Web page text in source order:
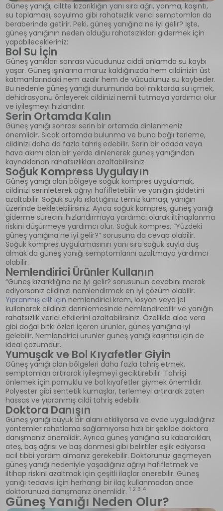
Güneş yanığı, ciltte kızarıklığın yanı sıra ağrı, yanma, kaşıntı,
su toplaması, soyulma gibi rahatsızlık verici semptomları da
beraberinde getirir. Peki, güneş yanığına ne iyi gelir? İşte,
güneş yanığının neden olduğu rahatsızlıkları gidermek için
yapabilecekleriniz:
Bol Su İçin
Güneş yanıkları sonrası vücudunuz ciddi anlamda su kaybı
yaşar. Güneş ışınlarına maruz kaldığınızda hem cildinizin üst
katmanlarındaki nem azalır hem de vücudunuz su kaybeder.
Bu nedenle güneş yanığı durumunda bol miktarda su içmek,
dehidrasyonu önleyerek cildinizi nemli tutmaya yardımcı olur
ve iyileşmeyi hızlandırır.
Serin Ortamda Kalın
Güneş yanığı sonrası serin bir ortamda dinlenmeniz
önemlidir. Sıcak ortamda bulunma ve buna bağlı terleme,
cildinizi daha da fazla tahriş edebilir. Serin bir odada veya
hava akımı olan bir yerde dinlenerek güneş yanığından
kaynaklanan rahatsızlıkları azaltabilirsiniz.
Soğuk Kompress Uygulayın
Güneş yanığı olan bölgeye soğuk kompres uygulamak,
cildinizi serinleterek ağrıyı hafifletebilir ve yanığın şiddetini
azaltabilir. Soğuk suyla ıslattığınız temiz kumaşı, yanığın
üzerinde bekletebilirsiniz. Ayıca soğuk kompres, güneş yanığı
giderme sürecini hızlandırmaya yardımcı olarak iltihaplanma
riskini düşürmeye yardımcı olur. Soğuk kompres, “Yüzdeki
güneş yanığına ne iyi gelir?” sorusuna da cevap olabilir.
Soğuk kompres uygulamasının yanı sıra soğuk suyla duş
almak da güneş yanığı semptomlarını azaltmaya yardımcı
olabilir.
Nemlendirici Ürünler Kullanın
“Güneş kızarıklığına ne iyi gelir? sorusunun cevabını merak
ediyorsanız cildinizi nemlendirmek en iyi çözüm olabilir.
Yıpranmış cilt için nemlendirici krem, losyon veya jel
kullanarak cildinizi derinlemesinde nemlendirebilir ve yanığın
rahatsızlık verici etkilerini azaltabilirsiniz. Özellikle aloe vera
gibi doğal bitki özleri içeren ürünler, güneş yanığına iyi
gelebilir. Nemlendirici ürünler güneş yanığı kaşıntısı için de
ideal çözümdür.
Yumuşak ve Bol Kıyafetler Giyin
Güneş yanığı olan bölgeleri daha fazla tahriş etmek,
semptomları artırarak iyileşmeyi geciktirebilir. Tahrişi
önlemek için pamuklu ve bol kıyafetler giymek önemlidir.
Polyester gibi sentetik kumaşlar, terlemeyi artırarak zaten
hassas ve yıpranmış cildi tahriş edebilir.
Doktora Danışın
Güneş yanığı büyük bir alanı etkiliyorsa ve evde uyguladığınız
yöntemler rahatlama sağlamıyorsa hızlı bir şekilde doktora
danışmanız önemlidir. Ayrıca güneş yanığına su kabarcıkları,
ateş, baş ağrısı ve baş dönmesi gibi belirtiler eşlik ediyorsa
acil tıbbi yardım almanız gerekebilir. Doktorunuz geçmeyen
güneş yanığı nedeniyle yaşadığınız ağrıyı hafifletmek ve
iltihap riskini azaltmak için çeşitli ilaçlar önerebilir. Güneş
yanığı tedavisi için herhangi bir ilaç kullanmadan önce
doktorunuza danışmanız önemlidir. 1 2 3 4
Güneş Yanığı Neden Olur?